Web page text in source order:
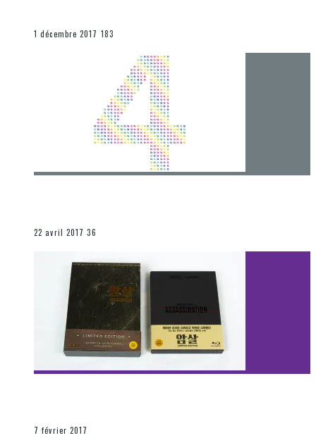
1 décembre 2017 183
22 avril 2017 36
7 février 2017